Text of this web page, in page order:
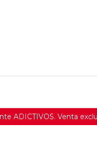
ADICTIVOS. Venta